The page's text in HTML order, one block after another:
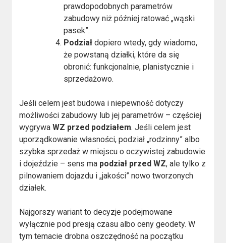
prawdopodobnych parametrów
zabudowy niż później ratować „wąski
pasek”.
Podział dopiero wtedy, gdy wiadomo,
że powstaną działki, które da się
obronić: funkcjonalnie, planistycznie i
sprzedażowo.
Jeśli celem jest budowa i niepewność dotyczy
możliwości zabudowy lub jej parametrów – częściej
wygrywaWZ przed podziałem. Jeśli celem jest
uporządkowanie własności, podział „rodzinny” albo
szybka sprzedaż w miejscu o oczywistej zabudowie
i dojeździe – sens ma podział przed WZ, ale tylko z
pilnowaniem dojazdu i „jakości” nowo tworzonych
działek.
Najgorszy wariant to decyzje podejmowane
wyłącznie pod presją czasu albo ceny geodety. W
tym temacie drobna oszczędność na początku